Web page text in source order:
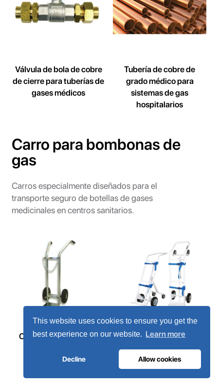
This website uses cookies to ensure you get the
best experience on our website. Learn more
Decline Allow cookies
Válvula de bola de cobre
de cierre para tuberías de
gases médicos
Tubería de cobre de
grado médico para
sistemas de gas
hospitalarios
Carro para bombonas de
gas
Carros especialmente diseñados para el
transporte seguro de botellas de gases
medicinales en centros sanitarios.
Carro para botellas de
Carrito para botellas de
gas para uso hospitalario